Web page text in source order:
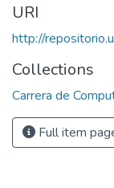
URI
http://
Collections
Carrera de
Full item